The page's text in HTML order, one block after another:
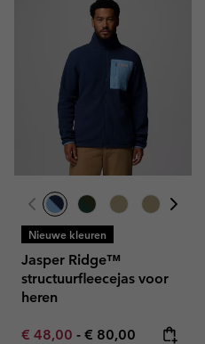
Nieuwe kleuren
Jasper Ridge™
structuurfleecejas voor
heren
Minimum sale price:
€ 48,00 - Maximum price:
€ 80,00